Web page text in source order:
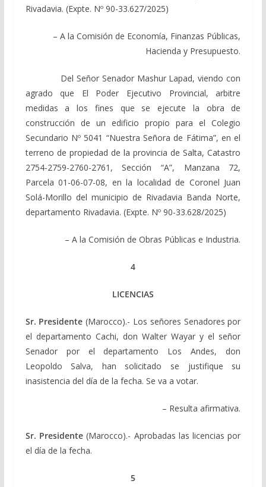
Rivadavia. (Expte. Nº 90-33.627/2025)
– A la Comisión de Economía, Finanzas Públicas,
Hacienda y Presupuesto.
Del Señor Senador Mashur Lapad, viendo con
agrado que El Poder Ejecutivo Provincial, arbitre
medidas a los fines que se ejecute la obra de
construcción de un edificio propio para el Colegio
Secundario Nº 5041 “Nuestra Señora de Fátima”, en el
terreno de propiedad de la provincia de Salta, Catastro
2754-2759-2760-2761, Sección “A”, Manzana 72,
Parcela 01-06-07-08, en la localidad de Coronel Juan
Solá-Morillo del municipio de Rivadavia Banda Norte,
departamento Rivadavia. (Expte. Nº 90-33.628/2025)
– A la Comisión de Obras Públicas e Industria.
4
LICENCIAS
Sr. Presidente (Marocco).- Los señores Senadores por
el departamento Cachi, don Walter Wayar y el señor
Senador por el departamento Los Andes, don
Leopoldo Salva, han solicitado se justifique su
inasistencia del día de la fecha. Se va a votar.
– Resulta afirmativa.
Sr. Presidente(Marocco).- Aprobadas las licencias por
el día de la fecha.
5